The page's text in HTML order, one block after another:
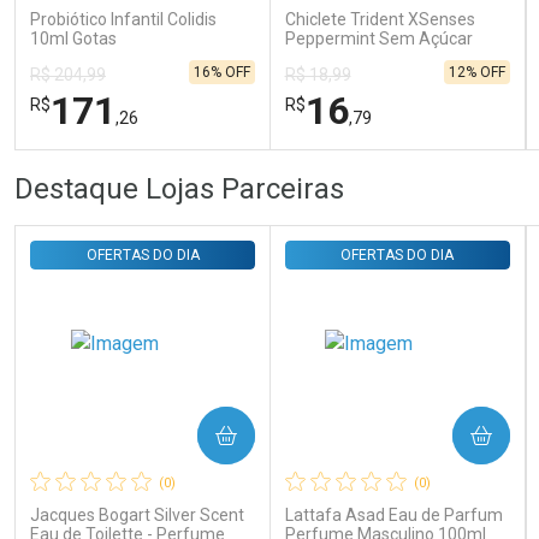
Probiótico Infantil Colidis
10ml Gotas
R$ 204,99
R$171 ,26
16% OFF
FECHAR
Laboratório
Comprar sem Desconto
Por R$ 171,26/cada
FECHAR
Por Menos
Comprar sem Desconto
Por R$ 171,26/cada
Chiclete Trident XSenses
Peppermint Sem Açúcar
R$ 18,99
R$16,79
12% OFF
Comprar sem Desconto
Por R$ 16,79/cada
Por Menos
Comprar sem Desconto
Por R$ 16,79/cada
Destaque Lojas Parceiras
(0)
Jacques Bogart Silver Scent
Eau de Toilette - Perfume
OFERTAS DO DIA
COMPRAR
(0)
Lattafa Asad Eau de Parfum
Perfume Masculino 100ml
OFERTAS DO DIA
COMPRAR